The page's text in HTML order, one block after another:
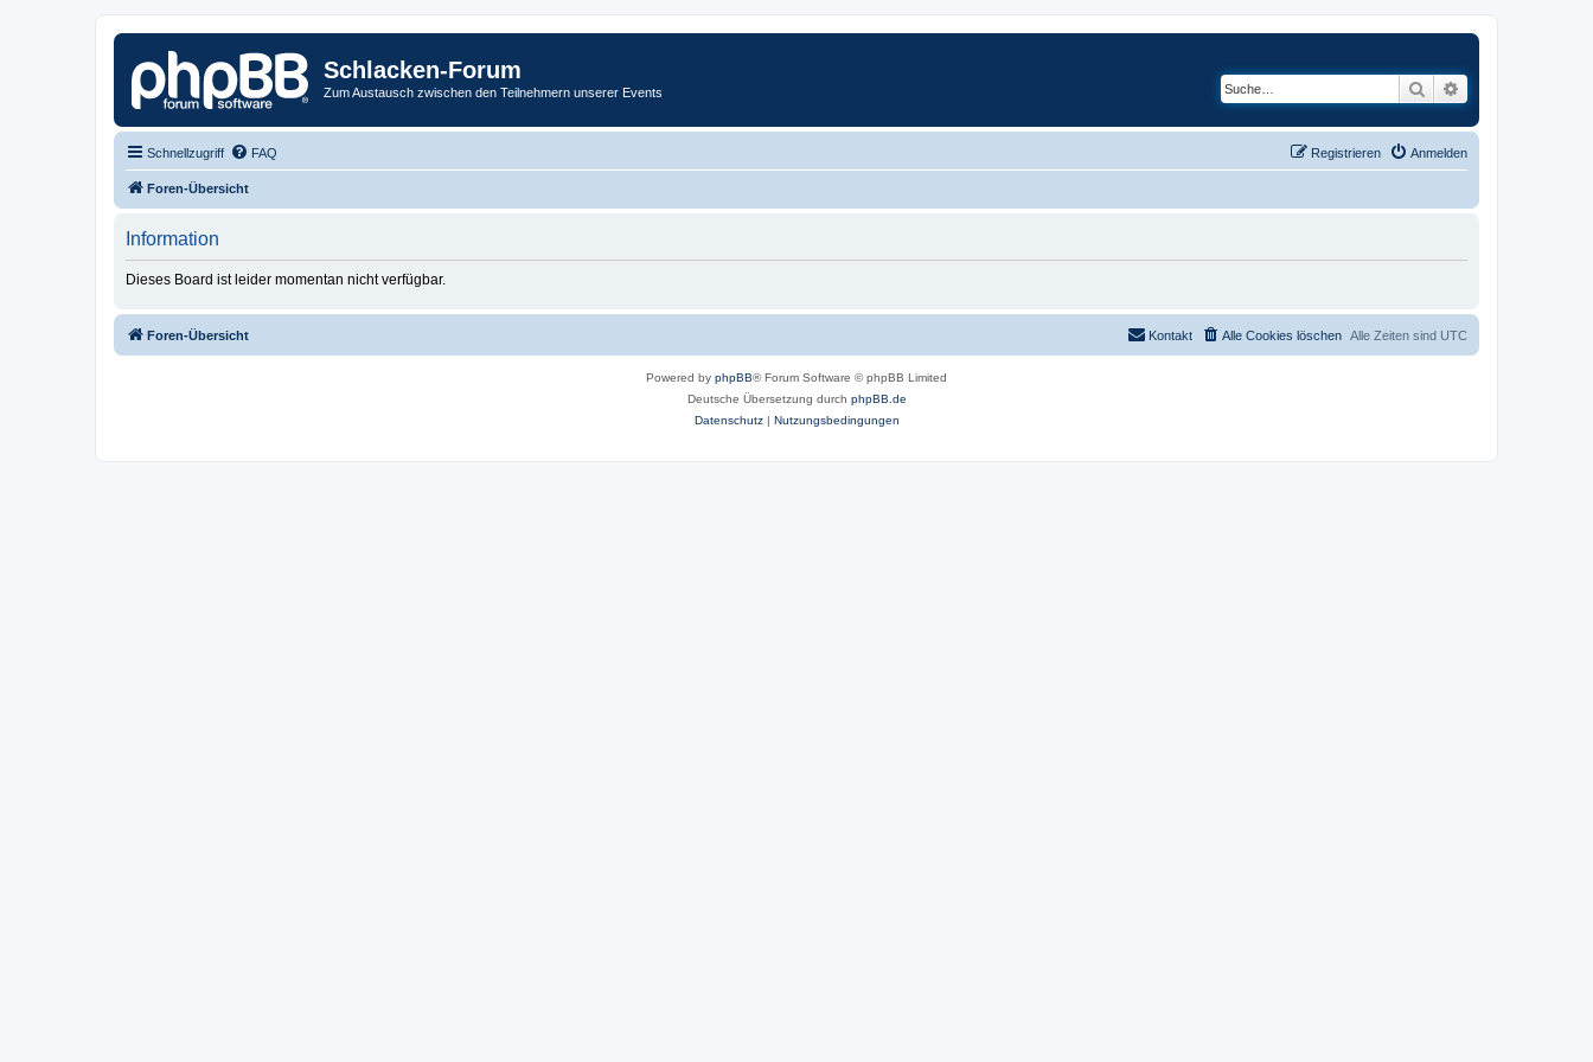
Schlacken-Forum
Zum Austausch zwischen den Teilnehmern unserer Events Suche
Schnellzugriff FAQ Anmelden
Registrieren
Foren-Übersicht
Information
Dieses Board ist leider momentan nicht verfügbar.
Foren-Übersicht Alle Zeiten sind UTC
Alle Cookies löschen
Kontakt
Powered by phpBB® Forum Software © phpBB Limited
Deutsche Übersetzung durch phpBB.de
Datenschutz| Nutzungsbedingungen